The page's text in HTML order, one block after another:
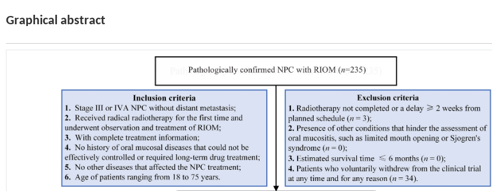
Graphical abstract